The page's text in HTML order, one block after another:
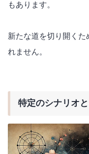
もあります。
新たな道を切り開く
れません。
特定のシナリオ